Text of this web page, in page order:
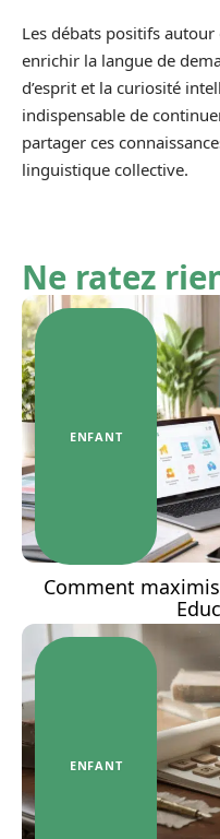
Les débats positifs
enrichir la langue de
d’esprit et la curiosité
indispensable de
partager ces
linguistique collective.
Ne ratez
ENFANT
Comment
ENFANT